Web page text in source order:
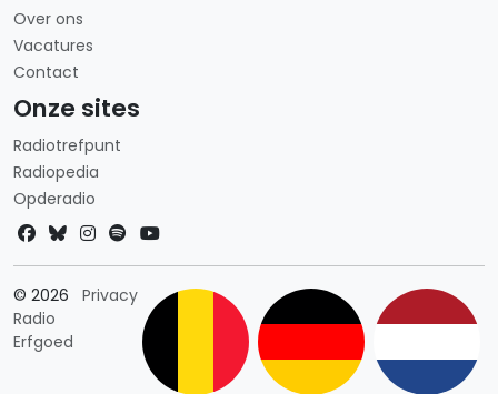
Over ons
Vacatures
Contact
Onze sites
Radiotrefpunt
Radiopedia
Opderadio
© 2026
Radio
Erfgoed
PrivacyLandkeuze